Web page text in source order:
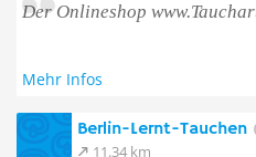
Der Onlineshop
Mehr Infos
Berlin-Lernt-Tauchen
11.34 km